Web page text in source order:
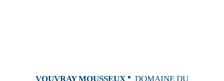
VOUVRAY MOUSSEUX
DOMAINE DU